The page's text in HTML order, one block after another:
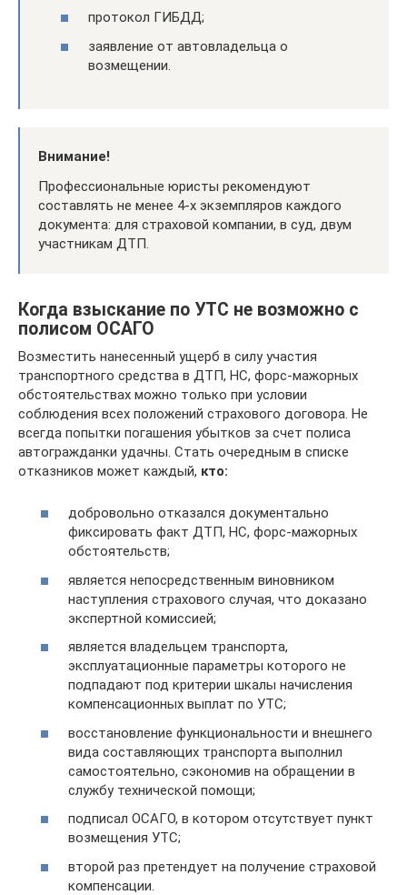
протокол ГИБДД;
заявление от автовладельца о
возмещении.
Внимание!
Профессиональные юристы рекомендуют
составлять не менее 4-х экземпляров каждого
документа: для страховой компании, в суд, двум
участникам ДТП.
Когда взыскание по УТС не возможно с
полисом ОСАГО
Возместить нанесенный ущерб в силу участия
транспортного средства в ДТП, НС, форс-мажорных
обстоятельствах можно только при условии
соблюдения всех положений страхового договора. Не
всегда попытки погашения убытков за счет полиса
автогражданки удачны. Стать очередным в списке
отказников может каждый, кто:
добровольно отказался документально
фиксировать факт ДТП, НС, форс-мажорных
обстоятельств;
является непосредственным виновником
наступления страхового случая, что доказано
экспертной комиссией;
является владельцем транспорта,
эксплуатационные параметры которого не
подпадают под критерии шкалы начисления
компенсационных выплат по УТС;
восстановление функциональности и внешнего
вида составляющих транспорта выполнил
самостоятельно, сэкономив на обращении в
службу технической помощи;
подписал ОСАГО, в котором отсутствует пункт
возмещения УТС;
второй раз претендует на получение страховой
компенсации.